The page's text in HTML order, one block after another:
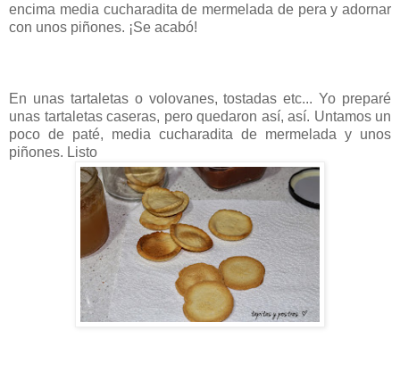
encima media cucharadita de mermelada de pera y adornar
con unos piñones. ¡Se acabó!
En unas tartaletas o volovanes, tostadas etc... Yo preparé
unas tartaletas caseras, pero quedaron así, así. Untamos un
poco de paté, media cucharadita de mermelada y unos
piñones. Listo